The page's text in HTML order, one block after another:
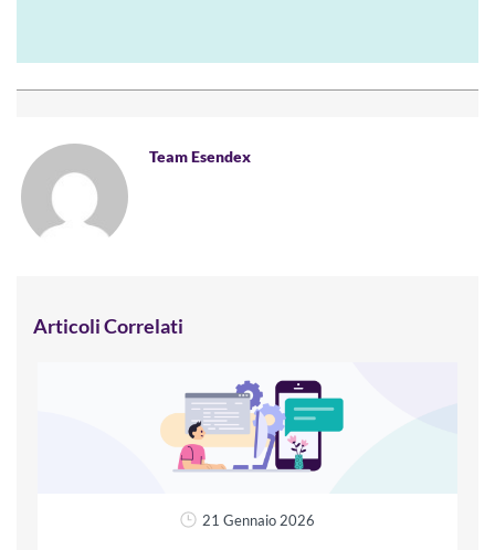
Team Esendex
Articoli Correlati
21 Gennaio 2026